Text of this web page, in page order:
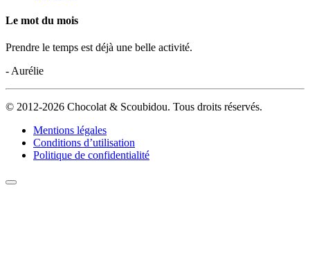
Le mot du mois
Prendre le temps est déjà une belle activité.
- Aurélie
© 2012-2026 Chocolat & Scoubidou. Tous droits réservés.
Mentions légales
Conditions d’utilisation
Politique de confidentialité